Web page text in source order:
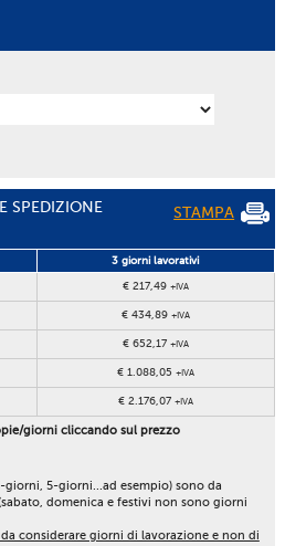
SPEDIZIONE
STAMPA
3 giorni lavorativi
€ 217,49 +IVA
€ 434,89 +IVA
€ 652,17 +IVA
€ 1.088,05 +IVA
€ 2.176,07 +IVA
giorni cliccando sul prezzo
5-giorni...ad esempio) sono da
domenica e festivi non sono giorni
considerare giorni di lavorazione e non di